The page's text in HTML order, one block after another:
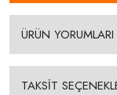
ÜRÜN YORUMLARI
TAKSİT